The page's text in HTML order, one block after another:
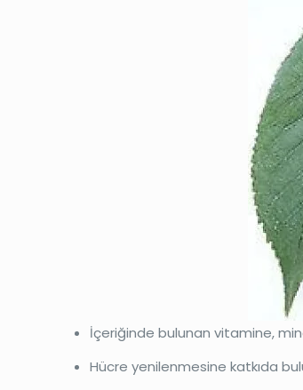
İçeriğinde bulunan vitamine,
Hücre yenilenmesine katkıda